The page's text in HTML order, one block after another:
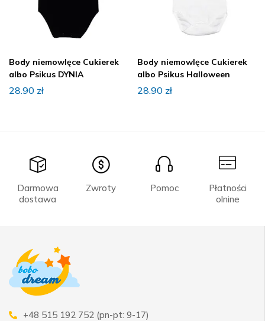
Body niemowlęce Cukierek
albo Psikus DYNIA
28.90 zł
Body niemowlęce Cukierek
albo Psikus Halloween
28.90 zł
Darmowa
dostawa
Zwroty Pomoc
Płatności
olnine
+48 515 192 752 (pn-pt: 9-17)